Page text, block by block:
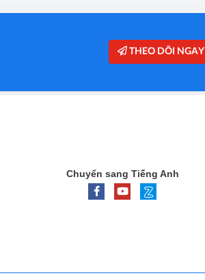
THEO DÕI NGAY
Chuyển sang Tiếng Anh